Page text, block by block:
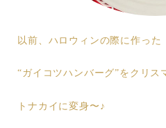
以前、ハロウィンの際に作った
“ガイコツハンバーグ”をクリ
トナカイに変身〜♪